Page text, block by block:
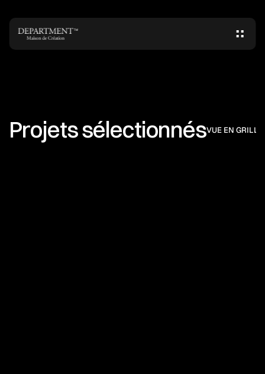
TM
Projets sélectionnésVUE EN GRILLE